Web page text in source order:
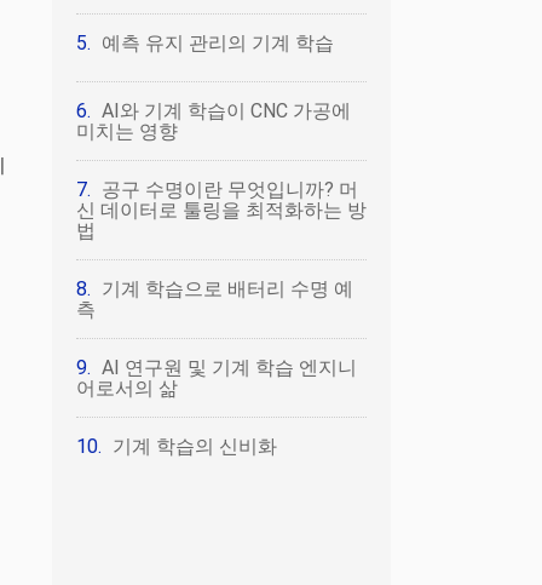
예측 유지 관리의 기계 학습
AI와 기계 학습이 CNC 가공에
미치는 영향
공구 수명이란 무엇입니까? 머
신 데이터로 툴링을 최적화하는 방
법
기계 학습으로 배터리 수명 예
측
AI 연구원 및 기계 학습 엔지니
어로서의 삶
기계 학습의 신비화